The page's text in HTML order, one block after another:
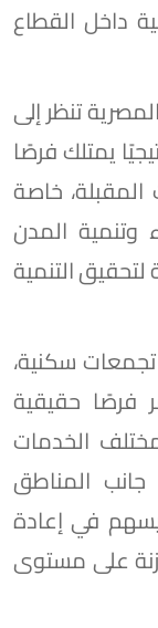
داخل القطاع
تنظر إلى
يمتلك فرصًا
خاصة
المدن
لتحقيق التنمية
سكنية،
فرصًا حقيقية
الخدمات
جانب المناطق
يسهم في إعادة
على مستوى